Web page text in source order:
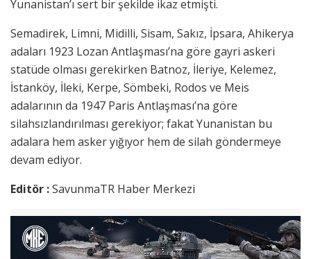
Yunanistan’ı sert bir şekilde ikaz etmişti.
Semadirek, Limni, Midilli, Sisam, Sakız, İpsara, Ahikerya
adaları 1923 Lozan Antlaşması’na göre gayri askeri
statüde olması gerekirken Batnoz, İleriye, Kelemez,
İstanköy, İleki, Kerpe, Sömbeki, Rodos ve Meis
adalarının da 1947 Paris Antlaşması’na göre
silahsızlandırılması gerekiyor; fakat Yunanistan bu
adalara hem asker yığıyor hem de silah göndermeye
devam ediyor.
Editör :SavunmaTR Haber Merkezi